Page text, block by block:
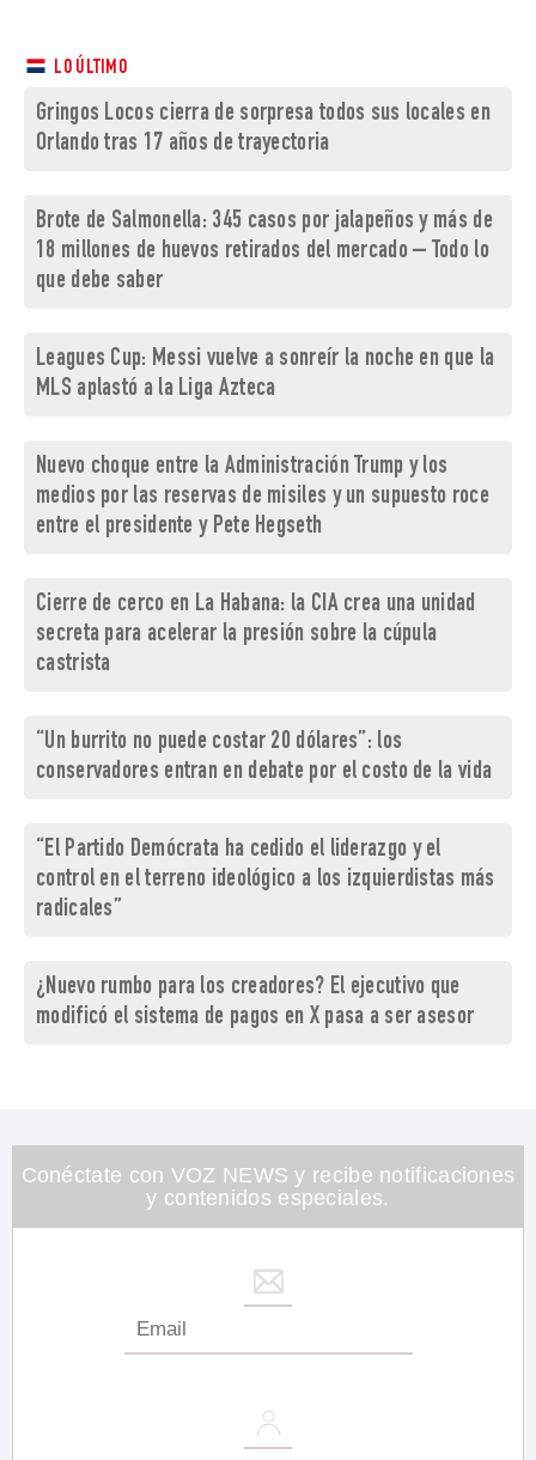
LO ÚLTIMO
Gringos Locos cierra de sorpresa todos sus locales en
Orlando tras 17 años de trayectoria
Brote de Salmonella: 345 casos por jalapeños y más de
18 millones de huevos retirados del mercado – Todo lo
que debe saber
Leagues Cup: Messi vuelve a sonreír la noche en que la
MLS aplastó a la Liga Azteca
Nuevo choque entre la Administración Trump y los
medios por las reservas de misiles y un supuesto roce
entre el presidente y Pete Hegseth
Cierre de cerco en La Habana: la CIA crea una unidad
secreta para acelerar la presión sobre la cúpula
castrista
“Un burrito no puede costar 20 dólares”: los
conservadores entran en debate por el costo de la vida
“El Partido Demócrata ha cedido el liderazgo y el
control en el terreno ideológico a los izquierdistas más
radicales”
¿Nuevo rumbo para los creadores? El ejecutivo que
modificó el sistema de pagos en X pasa a ser asesor
Conéctate con VOZ NEWS y recibe notificaciones
y contenidos especiales.